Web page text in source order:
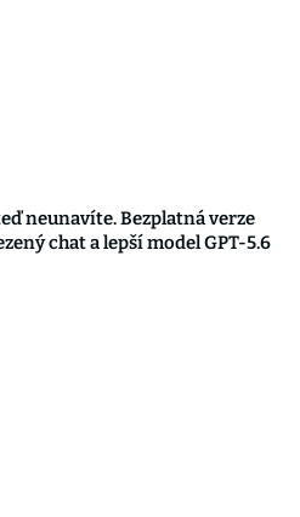
neunavíte. Bezplatná verze
chat a lepší model GPT-5.6